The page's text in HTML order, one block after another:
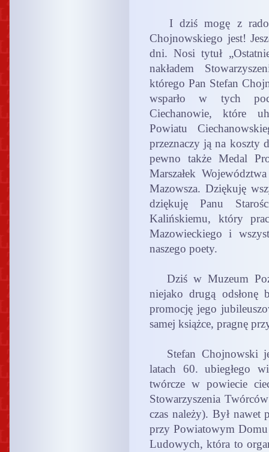
I dziś mogę z
Chojnowskiego jest!
dni. Nosi tytuł
nakładem
którego Pan Stefan
wsparło w tych
Ciechanowie, które
Powiatu
przeznaczy ją na koszty
pewno także Medal
Marszałek
Mazowsza. Dziękuję
dziękuję Panu
Kalińskiemu, który
Mazowieckiego i
naszego poety.
Dziś w Muzeum
niejako drugą odsłonę
promocję jego
samej książce, pragnę
Stefan Chojnowski
latach 60. ubiegłego
twórcze w powiecie
Stowarzyszenia
czas należy). Był nawet
przy Powiatowym
Ludowych, która to